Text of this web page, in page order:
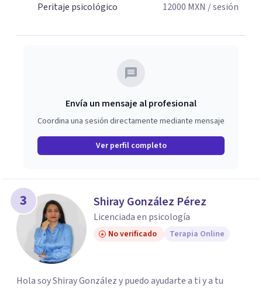
Peritaje psicológico
12000 MXN / sesión
Envía un mensaje al profesional
Coordina una sesión directamente mediante mensaje
Ver perfil completo
3 Shiray González Pérez
Licenciada en psicología
No verificado Terapia Online
Hola soy Shiray González y puedo ayudarte a ti y a tu